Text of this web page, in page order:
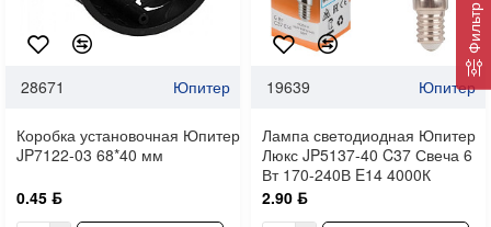
28671 Юпитер
Коробка установочная Юпитер
JP7122-03 68*40 мм
0.45 ƃ
19639 Юпитер
Лампа светодиодная Юпитер
Люкс JP5137-40 C37 Свеча 6
Вт 170-240В E14 4000К
2.90 ƃ
Фильтр